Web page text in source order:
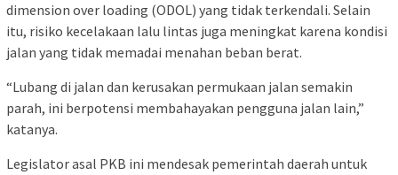
dimension over loading (ODOL) yang tidak terkendali. Selain
itu, risiko kecelakaan lalu lintas juga meningkat karena kondisi
jalan yang tidak memadai menahan beban berat.
“Lubang di jalan dan kerusakan permukaan jalan semakin
parah, ini berpotensi membahayakan pengguna jalan lain,”
katanya.
Legislator asal PKB ini mendesak pemerintah daerah untuk